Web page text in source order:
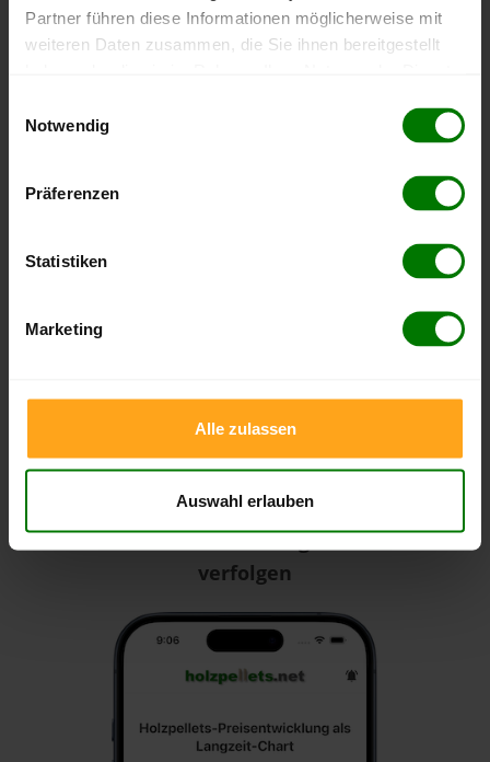
Partner führen diese Informationen möglicherweise mit
weiteren Daten zusammen, die Sie ihnen bereitgestellt
Notwendig
Präferenzen
Statistiken
Marketing
Alle zulassen
Auswahl erlauben
dem Laufenden. Wir informieren Sie über
Preisveränderungen in Ihrer Region mittels Push-
Kaufzeitpunkt.
Pellets-Preisentwicklungen im Chart
verfolgen